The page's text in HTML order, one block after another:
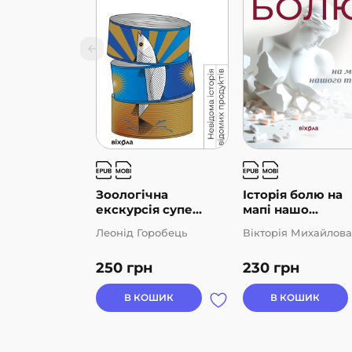
Зоологічна
екскурсія супе...
250 грн
Леонід Горобець
В КОШИК
Історія болю на
мапі нашо...
230 грн
Вікторія Михайлова
В КОШИК